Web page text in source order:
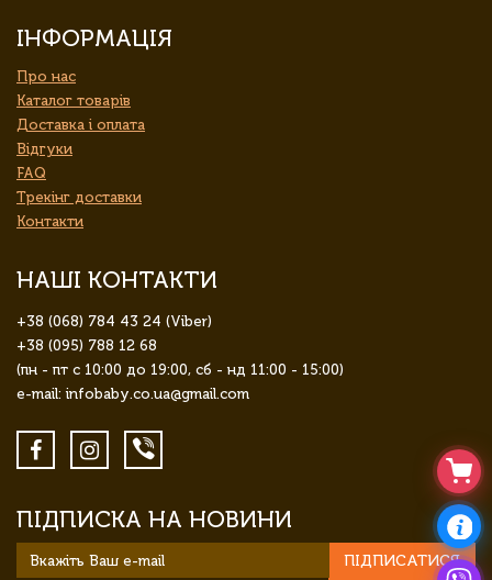
ІНФОРМАЦІЯ
Про нас
Каталог товарів
Доставка і оплата
Відгуки
FAQ
Трекінг доставки
Контакти
НАШІ КОНТАКТИ
+38 (068) 784 43 24 (Viber)
+38 (095) 788 12 68
(пн - пт с 10:00 до 19:00, сб - нд 11:00 - 15:00)
e-mail: infobaby.co.ua@gmail.com
ПІДПИСКА НА НОВИНИ
ПІДПИСАТИСЯ